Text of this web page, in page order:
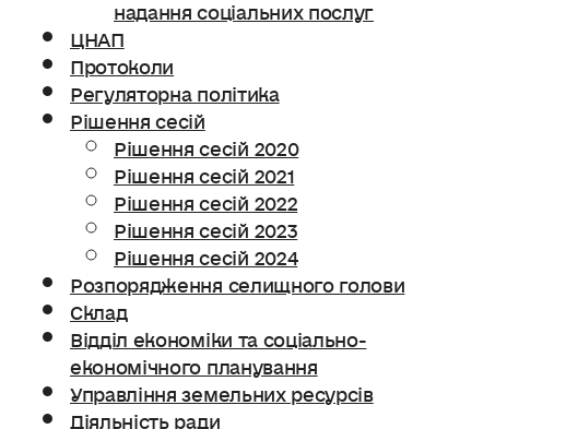
надання соціальних послуг
ЦНАП
Протоколи
Регуляторна політика
Рішення сесій
Рішення сесій 2020
Рішення сесій 2021
Рішення сесій 2022
Рішення сесій 2023
Рішення сесій 2024
Розпорядження селищного голови
Склад
Відділ економіки та соціально-
економічного планування
Управління земельних ресурсів
Діяльність ради